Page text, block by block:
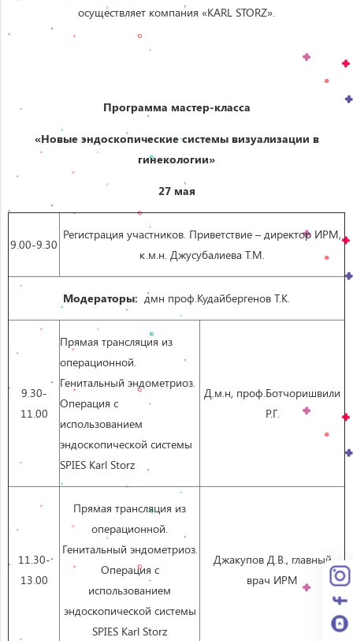
осуществляет компания «KARL STORZ».
Программа мастер-класса
«Новые эндоскопические системы визуализации в
гинекологии»
27 мая
9.00-9.30
Регистрация участников. Приветствие – директор ИРМ,
к.м.н. Джусубалиева Т.М.
Модераторы: дмн проф.Кудайбергенов Т.К.
9.30-
11.00
Прямая трансляция из
операционной.
Генитальный эндометриоз.
Операция с
использованием
эндоскопической системы
SPIES Karl Storz
Д.м.н, проф.Ботчоришвили
Р.Г.
11.30-
13.00
Прямая трансляция из
операционной.
Генитальный эндометриоз.
Операция с
использованием
эндоскопической системы
SPIES Karl Storz
Джакупов Д.В., главный
врач ИРМ